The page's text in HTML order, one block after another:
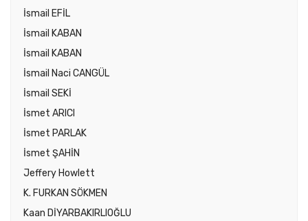
İsmail EFİL
İsmail KABAN
İsmail KABAN
İsmail Naci CANGÜL
İsmail SEKİ
İsmet ARICI
İsmet PARLAK
İsmet ŞAHİN
Jeffery Howlett
K. FURKAN SÖKMEN
Kaan DİYARBAKIRLIOĞLU